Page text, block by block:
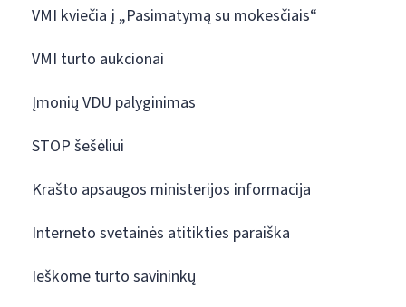
VMI kviečia į „Pasimatymą su mokesčiais“
VMI turto aukcionai
Įmonių VDU palyginimas
STOP šešėliui
Krašto apsaugos ministerijos informacija
Interneto svetainės atitikties paraiška
Ieškome turto savininkų